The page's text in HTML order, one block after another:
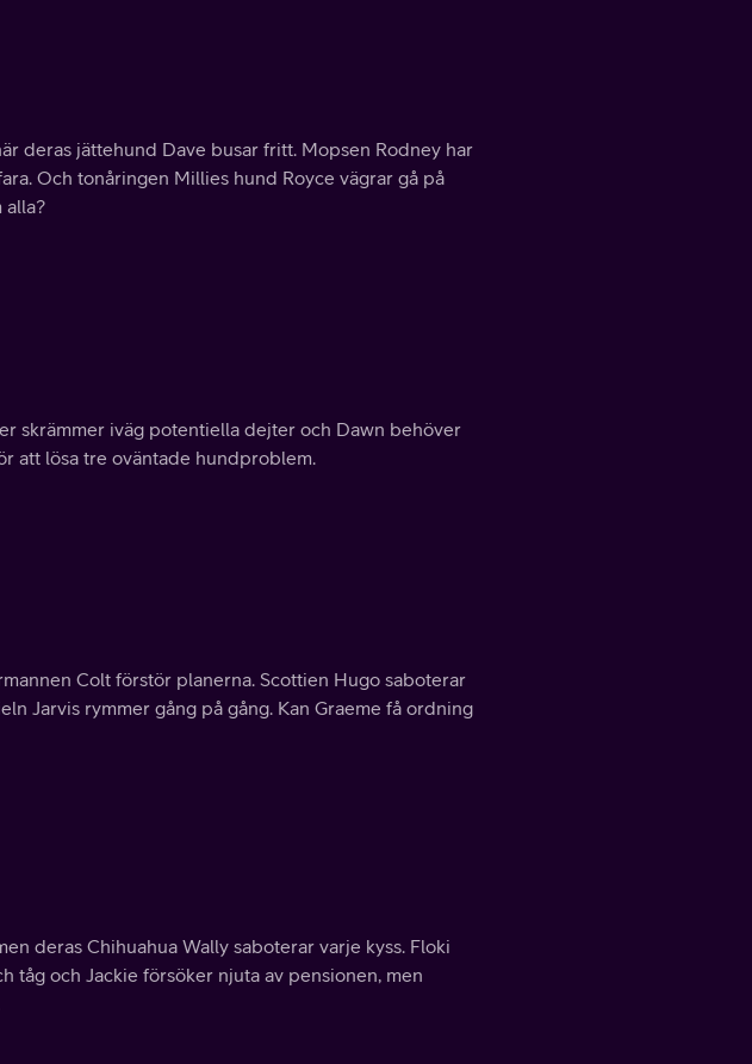
deras jättehund Dave busar fritt. Mopsen Rodney har
Och tonåringen Millies hund Royce vägrar gå på
alla?
skrämmer iväg potentiella dejter och Dawn behöver
att lösa tre oväntade hundproblem.
Colt förstör planerna. Scottien Hugo saboterar
Jarvis rymmer gång på gång. Kan Graeme få ordning
deras Chihuahua Wally saboterar varje kyss. Floki
tåg och Jackie försöker njuta av pensionen, men